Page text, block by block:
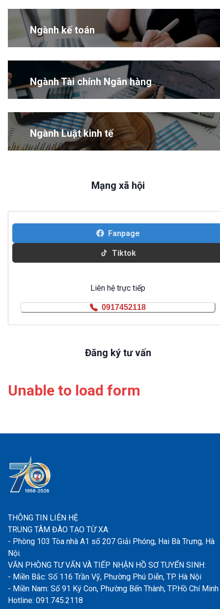
Ngành kế toán
Ngành Tài chính Ngân hàng
Ngành Luật kinh tế
Mạng xã hội
Fanpage
Tiktok
Liên hệ trực tiếp
0917452118
Đăng ký tư vấn
Unable to load form
THÔNG TIN LIÊN HỆ
TRUNG TÂM ĐÀO TẠO TỪ XA:
- Phòng 103 Tòa nhà A1 số 207 Giải Phóng, Hai Bà Trưng, Hà
Nội.
VĂN PHÒNG TƯ VẤN VÀ TIẾP NHẬN HỒ SƠ TUYỂN SINH:
- Miền Bắc: Số 116 Trần Vỹ, Phường Phú Diễn, TP. Hà Nội
- Miền Nam: Số 91 Ký Con, Phường Bến Thành, TP.Hồ Chí Minh
Hotline: 091.745.2118